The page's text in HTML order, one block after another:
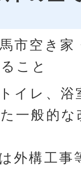
市空き
こと
イレ、
一般的
外構工